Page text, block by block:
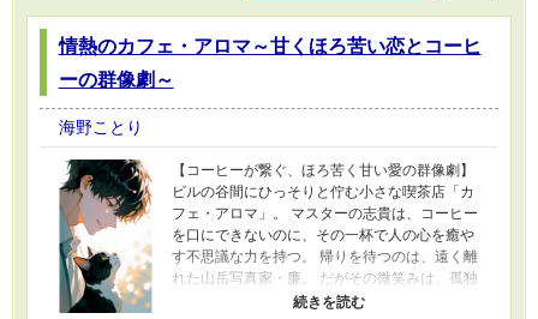
情熱のカフェ・アロマ～甘くほろ苦い恋とコーヒ
ーの群像劇～
海野ことり
【コーヒーが繋ぐ、ほろ苦く甘い愛の群像劇】
ビルの谷間にひっそりと佇む小さな喫茶店「カ
フェ・アロマ」。 マスターの志貴は、コーヒー
を口にできないのに、その一杯で人の心を癒や
す不思議な力を持つ。 帰りを待つのは、遠く離
れた山岳写真家・廉。 だがその微笑みは、孤独
な人形作家・理央の胸を切なく揺らしていた。